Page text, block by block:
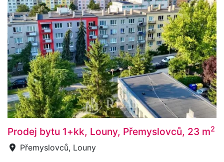
Prodej bytu 1+kk, Louny, Přemyslovců, 23 m2
Přemyslovců, Louny